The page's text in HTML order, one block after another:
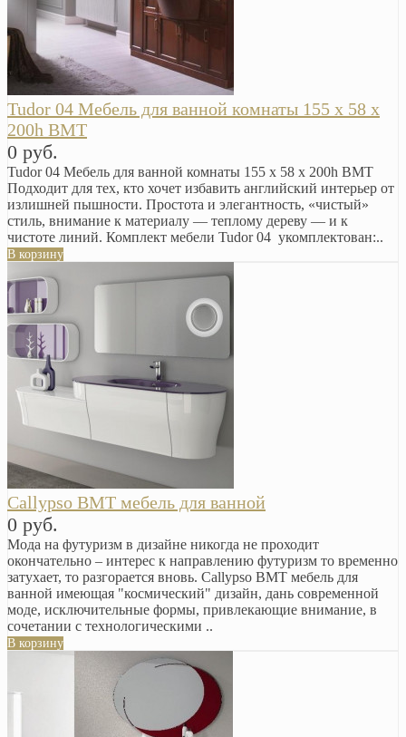
Tudor 04 Мебель для ванной комнаты 155 х 58 х
200h BMT
0 руб.
Tudor 04 Мебель для ванной комнаты 155 х 58 х 200h BMT
Подходит для тех, кто хочет избавить английский интерьер от
излишней пышности. Простота и элегантность, «чистый»
стиль, внимание к материалу — теплому дереву — и к
чистоте линий. Комплект мебели Tudor 04 укомплектован:..
В корзину
Callypso BMT мебель для ванной
0 руб.
Мода на футуризм в дизайне никогда не проходит
окончательно – интерес к направлению футуризм то временно
затухает, то разгорается вновь. Callypso BMT мебель для
ванной имеющая "космический" дизайн, дань современной
моде, исключительные формы, привлекающие внимание, в
сочетании с технологическими ..
В корзину